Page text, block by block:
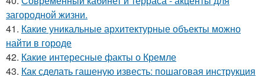
загородной жизни.
41. Какие уникальные архитектурные объекты можно
найти в городе
42. Какие интересные факты о Кремле
43. Как сделать гашеную известь: пошаговая инструкция